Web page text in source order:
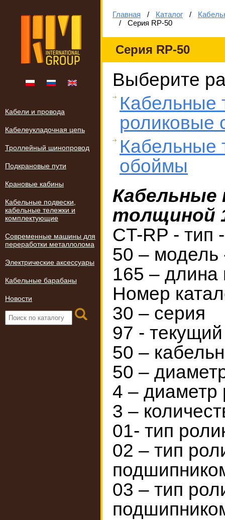
Кабели и провода
Кабелеукладочная цепь
Троллейный шинопровод
Подкрановые пути
Крановые кабины
Кабельные подвески,
кабельные тележки и
комплектующие
Современные машины для
переработки металлолома
Электрические аксессуары
Кабельные барабаны
Новости
Главная / Каталог /
/
Серия RP-50
Серия RP-50
Выберите
Кабельные
роликовые
Кабельные
обоймы
Кабельные
толщиной
CT-RP - тип
50 – модель
165 – длина
Номер
30 – серия
97 -
50 –
50 –
4 – диаметр
3 –
01- тип
02 – тип
03 – тип